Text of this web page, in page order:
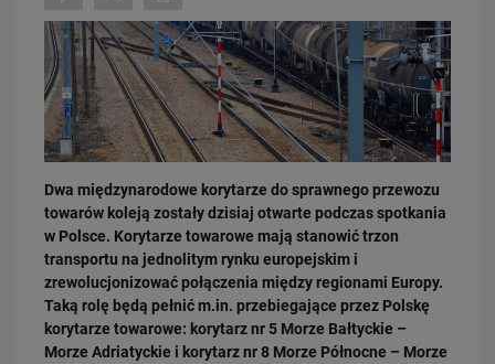
Dwa międzynarodowe korytarze do sprawnego przewozu
towarów koleją zostały dzisiaj otwarte podczas spotkania
w Polsce. Korytarze towarowe mają stanowić trzon
transportu na jednolitym rynku europejskim i
zrewolucjonizować połączenia między regionami Europy.
Taką rolę będą pełnić m.in. przebiegające przez Polskę
korytarze towarowe: korytarz nr 5 Morze Bałtyckie –
Morze Adriatyckie i korytarz nr 8 Morze Północne – Morze
PRZECZYTAJ
03.08.2026
Dzięki KPO kolej zmieniła Limanową
PRZECZYTAJ